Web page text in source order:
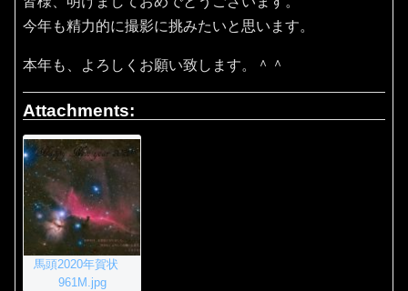
今年も精力的に撮影に挑みたいと思います。
本年も、よろしくお願い致します。＾＾
Attachments:
馬頭2020年賀状
961M.jpg